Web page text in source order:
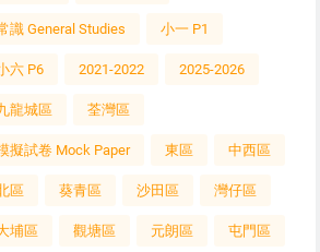
識 General Studies 小一 P1
六 P6 2021-2022 2025-2026
龍城區 荃灣區
擬試卷 Mock Paper 東區 中西區
區 葵青區 沙田區 灣仔區
埔區 觀塘區 元朗區 屯門區